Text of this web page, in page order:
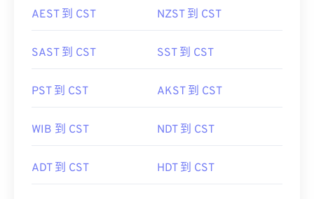
AEST 到 CST NZST 到 CST
SAST 到 CST SST 到 CST
PST 到 CST AKST 到 CST
WIB 到 CST NDT 到 CST
ADT 到 CST HDT 到 CST